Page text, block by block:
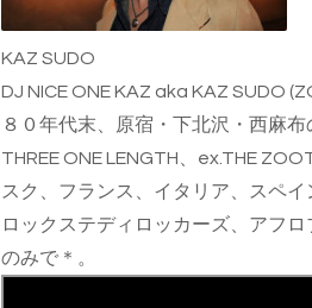
KAZ SUDO
DJ NICE ONE KAZ aka KAZ SUDO
８０年代末、原宿・下北沢・西麻
THREE ONE LENGTH、ex.THE
スク、フランス、イタリア、スペ
ロックステディロッカーズ、アフ
のみで＊。